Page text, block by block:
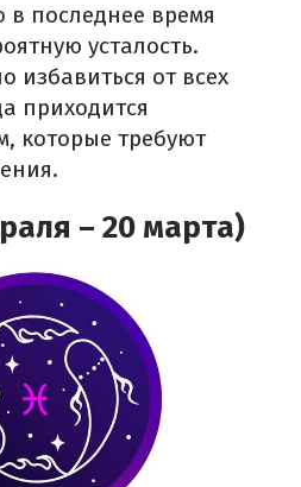
в последнее время
усталость.
избавиться от всех
приходится
которые требуют
– 20 марта)